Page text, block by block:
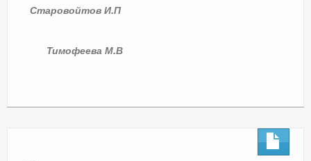
Старовойтов И.П
Тимофеева М.В